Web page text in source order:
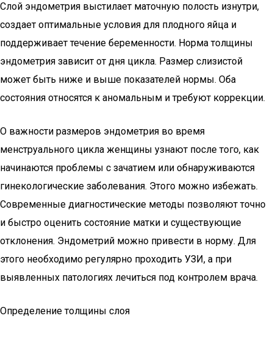
Слой эндометрия выстилает маточную полость изнутри,
создает оптимальные условия для плодного яйца и
поддерживает течение беременности. Норма толщины
эндометрия зависит от дня цикла. Размер слизистой
может быть ниже и выше показателей нормы. Оба
состояния относятся к аномальным и требуют коррекции.
О важности размеров эндометрия во время
менструального цикла женщины узнают после того, как
начинаются проблемы с зачатием или обнаруживаются
гинекологические заболевания. Этого можно избежать.
Современные диагностические методы позволяют точно
и быстро оценить состояние матки и существующие
отклонения. Эндометрий можно привести в норму. Для
этого необходимо регулярно проходить УЗИ, а при
выявленных патологиях лечиться под контролем врача.
Определение толщины слоя